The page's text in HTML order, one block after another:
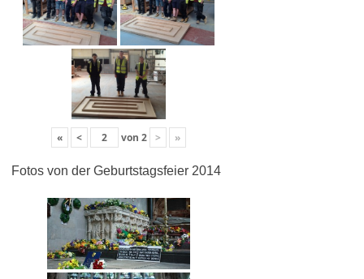
« < von 2 > »
Fotos von der Geburtstagsfeier 2014